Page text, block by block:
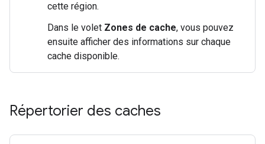
cette région.
Dans le volet Zones de cache, vous pouvez
ensuite afficher des informations sur chaque
cache disponible.
Répertorier des caches